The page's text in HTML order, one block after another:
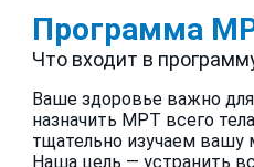
Программа
Что входит в
Ваше здоровье важно
назначить МРТ всего
тщательно изучаем
Наша цель — устранить